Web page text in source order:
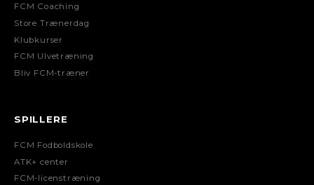
FCM Coaching
Store Trænerdag
Klubkurser
FCM Ulvetræning
Bliv FCM-træner
SPILLERE
FCM Fodboldskole
ATK+ center
FCM-licenstræning